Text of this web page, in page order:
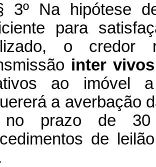
3º Na hipótese
para
o credor
inter vivos
ao imóvel
a averbação
prazo de 30
de